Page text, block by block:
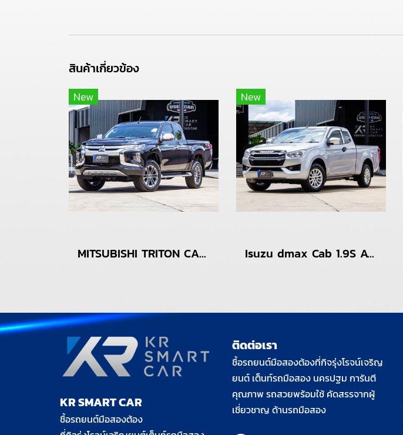
สินค้าเกี่ยวข้อง
New
MITSUBISHI TRITON CAB 2.4 GT PLUS A/T ปี2018
New
Isuzu dmax Cab 1.9S AT สีเทา ปี2022
KR SMART CAR
ชื้อรถยนต์มือสองต้อง
ติดต่อเรา
ชื้อรถยนต์มือสองต้องที่กิจรุ่งโรจน์เจริญ
ยนต์ เต็นท์รถมือสอง นครปฐม การันตี
คุณภาพ รถสวยพร้อมใช้ คัดสรรจากผู้
เชี่ยวชาญ ด้านรถมือสอง